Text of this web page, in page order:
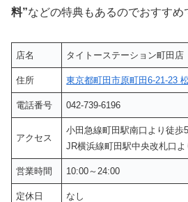
料”などの特典もあるのでおすすめ
店名 タイトーステーション町田店
住所 東京都町田市原町田6-21-23
電話番号 042-739-6196
アクセス
小田急線町田駅南口より徒歩
JR横浜線町田駅中央改札口よ
営業時間 10:00～24:00
定休日 なし